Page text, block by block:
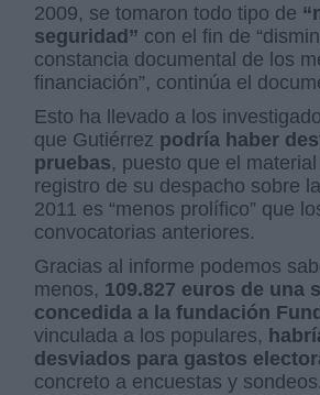
2009, se tomaron todo tipo de
seguridad” con el fin de
constancia documental de los
financiación”, continúa el
Esto ha llevado a los
que Gutiérrez podría haber
pruebas, puesto que el
registro de su despacho sobre
2011 es “menos prolífico” que
convocatorias anteriores.
Gracias al informe podemos
menos, 109.827 euros de una
concedida a la fundación
vinculada a los populares,
desviados para gastos
concreto a encuestas y sondeos.